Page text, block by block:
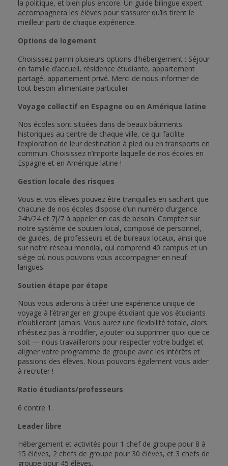
la politique, et bien plus encore. Un guide bilingue expert
accompagnera les élèves pour s’assurer qu’ils tirent le
meilleur parti de chaque expérience.
Options de logement
Choisissez parmi plusieurs options d’hébergement : Séjour
en famille d’accueil, résidence étudiante, appartement
partagé, appartement privé. Merci de nous informer de
tout besoin alimentaire particulier.
Voyage collectif en Espagne ou en Amérique latine
Nos écoles sont situées dans de beaux bâtiments
historiques au centre de chaque ville, ce qui facilite
l’exploration de leur destination à pied ou en transports en
commun. Choisissez n’importe laquelle de nos écoles en
Espagne et en Amérique latine !
Gestion locale des risques
Vous et vos élèves pouvez être tranquilles en sachant que
chacune de nos écoles dispose d’un numéro d’urgence
24h/24 et 7j/7 à appeler en cas de besoin. Comptez sur
notre système de soutien local, composé de personnel,
de guides, de professeurs et de bureaux locaux, ainsi que
sur notre réseau mondial, qui comprend 40 campus et un
siège où nous pouvons vous accompagner en neuf
langues.
Soutien étape par étape
Nous vous aiderons à créer une expérience unique de
voyage à l’étranger en groupe étudiant que vos étudiants
n’oublieront jamais. Vous aurez une flexibilité totale, alors
n’hésitez pas à modifier, ajouter ou supprimer quoi que ce
soit — nous travaillerons pour respecter votre budget et
aligner votre programme de groupe avec les intérêts et
passions des élèves. Nous pouvons également vous aider
à recruter !
Ratio étudiants/professeurs
6 contre 1.
Leader libre
Hébergement et activités pour 1 chef de groupe pour 8 à
15 élèves, 2 chefs de groupe pour 30 élèves, et 3 chefs de
groupe pour 45 élèves.